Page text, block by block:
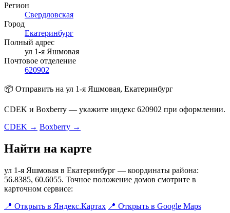
Регион
Свердловская
Город
Екатеринбург
Полный адрес
ул 1-я Яшмовая
Почтовое отделение
620902
📦 Отправить на ул 1-я Яшмовая, Екатеринбург
CDEK и Boxberry — укажите индекс 620902 при оформлении.
CDEK → Boxberry →
Найти на карте
ул 1-я Яшмовая в Екатеринбург — координаты района:
56.8385, 60.6055. Точное положение домов смотрите в
карточном сервисе:
📍 Открыть в Яндекс.Картах 📍 Открыть в Google Maps